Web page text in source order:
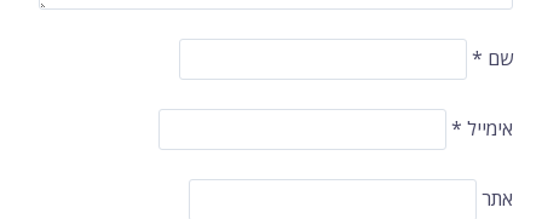
שם *
אימייל *
אתר